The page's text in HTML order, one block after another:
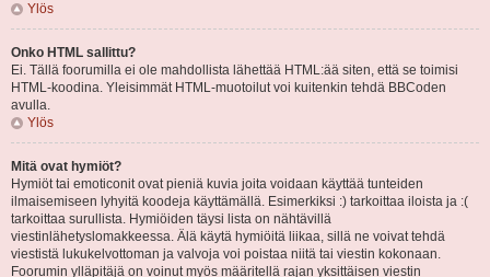
Ylös
Onko HTML sallittu?
Ei. Tällä foorumilla ei ole mahdollista lähettää HTML:ää siten, että se toimisi
HTML-koodina. Yleisimmät HTML-muotoilut voi kuitenkin tehdä BBCoden
avulla.
Ylös
Mitä ovat hymiöt?
Hymiöt tai emoticonit ovat pieniä kuvia joita voidaan käyttää tunteiden
ilmaisemiseen lyhyitä koodeja käyttämällä. Esimerkiksi :) tarkoittaa iloista ja :(
tarkoittaa surullista. Hymiöiden täysi lista on nähtävillä
viestinlähetyslomakkeessa. Älä käytä hymiöitä liikaa, sillä ne voivat tehdä
viestistä lukukelvottoman ja valvoja voi poistaa niitä tai viestin kokonaan.
Foorumin ylläpitäjä on voinut myös määritellä rajan yksittäisen viestin